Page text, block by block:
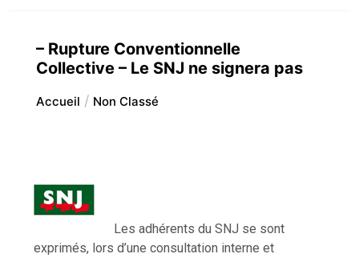
– Rupture Conventionnelle
Collective – Le SNJ ne signera pas
Accueil Non Classé
Les adhérents du SNJ se sont
exprimés, lors d’une consultation interne et